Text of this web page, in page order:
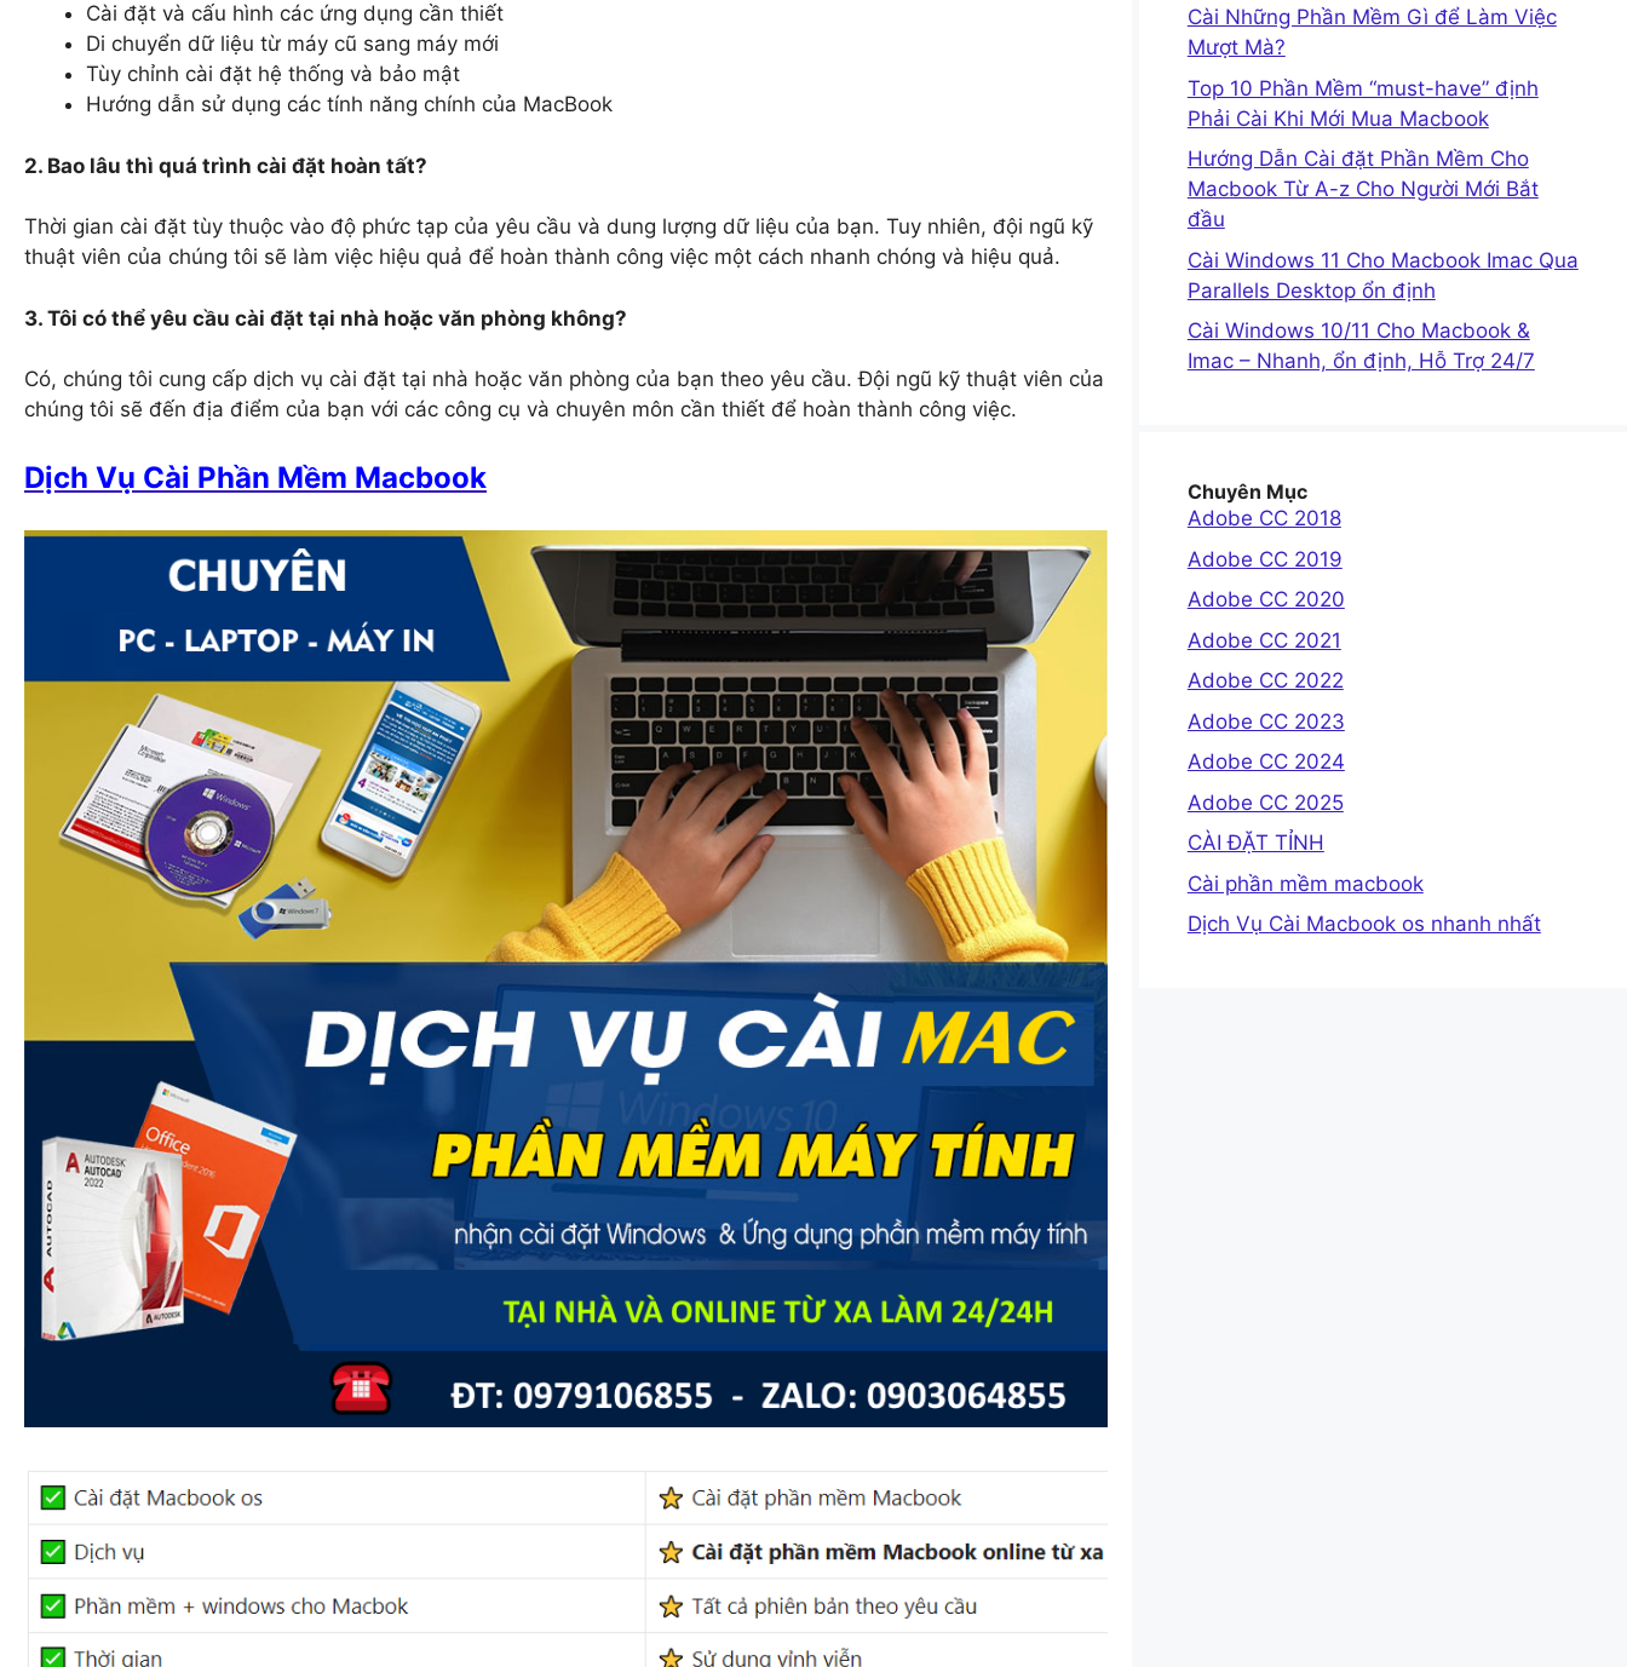
Cài đặt và cấu hình các ứng dụng cần thiết
Di chuyển dữ liệu từ máy cũ sang máy mới
Tùy chỉnh cài đặt hệ thống và bảo mật
Hướng dẫn sử dụng các tính năng chính của MacBook
2. Bao lâu thì quá trình cài đặt hoàn tất?
Thời gian cài đặt tùy thuộc vào độ phức tạp của yêu cầu và dung lượng dữ liệu của bạn. Tuy nhiên, đội ngũ kỹ
thuật viên của chúng tôi sẽ làm việc hiệu quả để hoàn thành công việc một cách nhanh chóng và hiệu quả.
3. Tôi có thể yêu cầu cài đặt tại nhà hoặc văn phòng không?
Có, chúng tôi cung cấp dịch vụ cài đặt tại nhà hoặc văn phòng của bạn theo yêu cầu. Đội ngũ kỹ thuật viên của
chúng tôi sẽ đến địa điểm của bạn với các công cụ và chuyên môn cần thiết để hoàn thành công việc.
Dịch Vụ Cài Phần Mềm Macbook
Cài Những Phần Mềm Gì để Làm Việc
Mượt Mà?
Top 10 Phần Mềm “must-have” định
Phải Cài Khi Mới Mua Macbook
Hướng Dẫn Cài đặt Phần Mềm Cho
Macbook Từ A-z Cho Người Mới Bắt
đầu
Cài Windows 11 Cho Macbook Imac Qua
Parallels Desktop ổn định
Cài Windows 10/11 Cho Macbook &
Imac – Nhanh, ổn định, Hỗ Trợ 24/7
Chuyên Mục
Adobe CC 2018
Adobe CC 2019
Adobe CC 2020
Adobe CC 2021
Adobe CC 2022
Adobe CC 2023
Adobe CC 2024
Adobe CC 2025
CÀI ĐẶT TỈNH
Cài phần mềm macbook
Dịch Vụ Cài Macbook os nhanh nhất